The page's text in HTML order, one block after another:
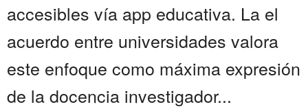
accesibles vía app educativa. La el
acuerdo entre universidades valora
este enfoque como máxima expresión
de la docencia investigador...